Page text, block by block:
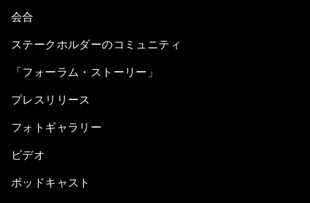
会合
ステークホルダーのコミュニティ
「フォーラム・ストーリー」
プレスリリース
フォトギャラリー
ビデオ
ポッドキャスト